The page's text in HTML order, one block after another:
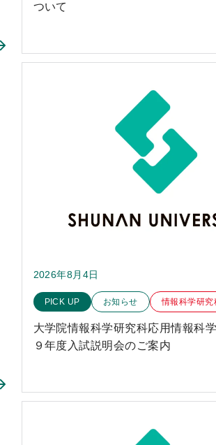
ついて
2026年8月4日
このお知らせのカテゴリー
PICK UP お知らせ 情報科学研究
大学院情報科学研究科応用情報科
９年度入試説明会のご案内